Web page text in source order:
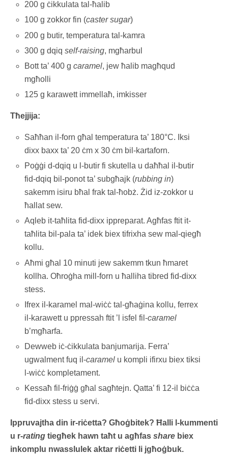
200 g ċikkulata tal-ħalib
100 g zokkor fin (caster sugar)
200 g butir, temperatura tal-kamra
300 g dqiqself-raising, mgħarbul
Bott ta’ 400 gcaramel, jew ħalib magħqud
mgħolli
125 g karawett immellaħ, imkisser
Tħejjija:
Saħħan il-forn għal temperatura ta’ 180°C. Iksi
dixx baxx ta’ 20 ċm x 30 ċm bil-kartaforn.
Poġġi d-dqiq u l-butir fi skutella u daħħal il-butir
fid-dqiq bil-ponot ta’ subgħajk (rubbing in)
sakemm isiru bħal frak tal-ħobż. Żid iz-zokkor u
ħallat sew.
Aqleb it-taħlita fid-dixx ippreparat. Agħfas ftit it-
taħlita bil-pala ta’ idek biex tifrixha sew mal-qiegħ
kollu.
Aħmi għal 10 minuti jew sakemm tkun ħmaret
kollha. Oħroġha mill-forn u ħalliha tibred fid-dixx
stess.
Ifrex il-karamel mal-wiċċ tal-għaġina kollu, ferrex
il-karawett u ppressah ftit ’l isfel fil-caramel
b’mgħarfa.
Dewweb iċ-ċikkulata banjumarija. Ferra’
ugwalment fuq il-caramel u kompli ifirxu biex tiksi
l-wiċċ kompletament.
Kessaħ fil-friġġ għal sagħtejn. Qatta’ fi 12-il biċċa
fid-dixx stess u servi.
Ippruvajtha din ir-riċetta? Għoġbitek? Ħalli l-kummenti
u r-rating tiegħek hawn taħt u agħfas share biex
inkomplu nwasslulek aktar riċetti li jgħoġbuk.